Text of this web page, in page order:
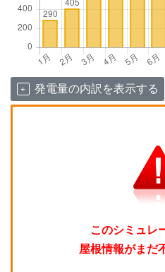
発電量の内訳を表示する
このシミュレ
屋根情報がまだ